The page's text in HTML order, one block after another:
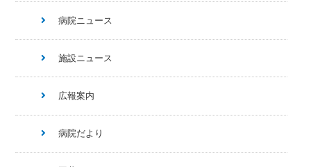
病院ニュース
施設ニュース
広報案内
病院だより